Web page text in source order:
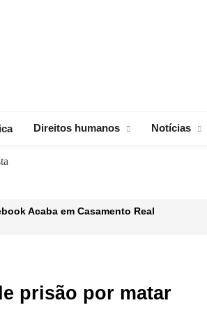
Direitos humanos Notícias
Acaba em Casamento Real
Moçambique
prisão por matar